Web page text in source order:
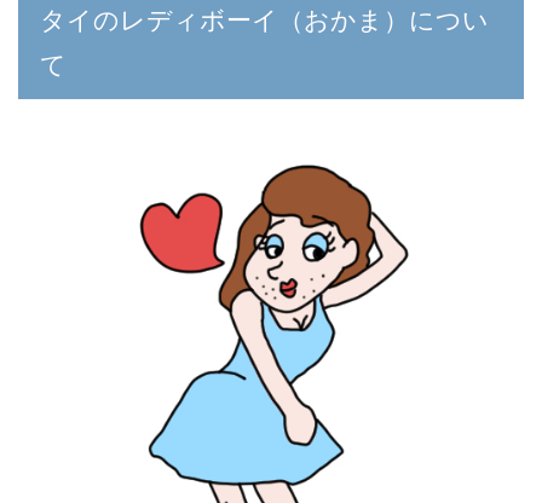
タイのレディボーイ（おかま）につい
て